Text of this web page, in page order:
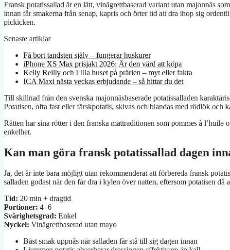
Fransk potatissallad är en lätt, vinägrettbaserad variant utan majonnäs
innan får smakerna från senap, kapris och örter tid att dra ihop sig
pickicken.
Senaste artiklar
Få bort tandsten själv – fungerar huskurer
iPhone XS Max prisjakt 2026: Är den värd att köpa
Kelly Reilly och Lilla huset på prärien – myt eller fakta
ICA Maxi nästa veckas erbjudande – så hittar du det
Till skillnad från den svenska majonnäsbaserade potatissalladen
Potatisen, ofta fast eller färskpotatis, skivas och blandas med rödlök och
Rätten har sina rötter i den franska mattraditionen som pommes à
enkelhet.
Kan man göra fransk potatissallad dagen
Ja, det är inte bara möjligt utan rekommenderat att förbereda fransk
salladen godast när den får dra i kylen över natten, eftersom potatisen då
Tid: 20 min + dragtid
Portioner: 4–6
Svårighetsgrad: Enkel
Nyckel: Vinägrettbaserad utan mayo
Bäst smak uppnås när salladen får stå till sig dagen innan